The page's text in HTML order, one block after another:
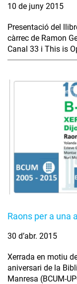
10 de juny 2015
Presentació del
càrrec de Ramon
Canal 33 i This is
Raons per a una
30 d’abr. 2015
Xerrada en motiu
aniversari de la
Manresa (BCUM-